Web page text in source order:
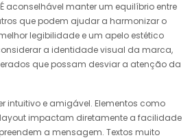
aconselhável manter um equilíbrio entre
que podem ajudar a harmonizar o
legibilidade e um apelo estético
a identidade visual da marca,
que possam desviar a atenção da
intuitivo e amigável. Elementos como
impactam diretamente a facilidade
a mensagem. Textos muito